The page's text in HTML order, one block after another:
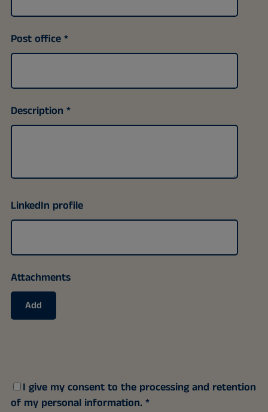
Post office
Description
LinkedIn profile
Attachments
Add
I give my consent to the processing and retention
of my personal information.